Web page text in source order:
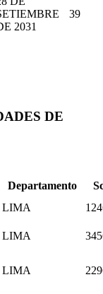
2031
39
DE
Departamento
LIMA
LIMA
LIMA